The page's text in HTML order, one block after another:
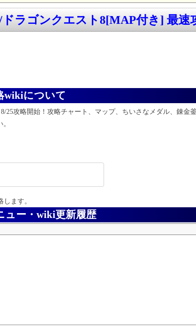
ドラゴンクエスト8[MAP付き] 最速
wikiについて
8/25攻略開始！攻略チャート、マップ、ちいさなメダル、錬金
ます。
ュー・wiki更新履歴